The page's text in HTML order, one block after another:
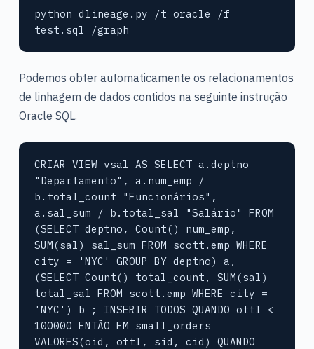
python dlineage.py /t oracle /f
test.sql /graph
Podemos obter automaticamente os relacionamentos
de linhagem de dados contidos na seguinte instrução
Oracle SQL.
CRIAR VIEW vsal AS SELECT a.deptno
"Departamento", a.num_emp /
b.total_count "Funcionários",
a.sal_sum / b.total_sal "Salário" FROM
(SELECT deptno, Count() num_emp,
SUM(sal) sal_sum FROM scott.emp WHERE
city = 'NYC' GROUP BY deptno) a,
(SELECT Count() total_count, SUM(sal)
total_sal FROM scott.emp WHERE city =
'NYC') b ; INSERIR TODOS QUANDO ottl <
100000 ENTÃO EM small_orders
VALORES(oid, ottl, sid, cid) QUANDO